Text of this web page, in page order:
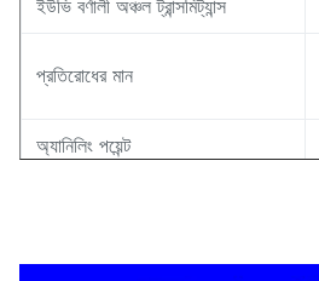
ইউভি বর্ণালী অঞ্চল ট্রান্সমিট্যান্স
প্রতিরোধের মান
অ্যানিলিং পয়েন্ট
স্ট্রেন পয়েন্ট